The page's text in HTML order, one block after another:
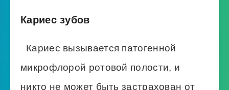
Кариес зубов
Кариес вызывается патогенной
микрофлорой ротовой полости, и
никто не может быть застрахован от